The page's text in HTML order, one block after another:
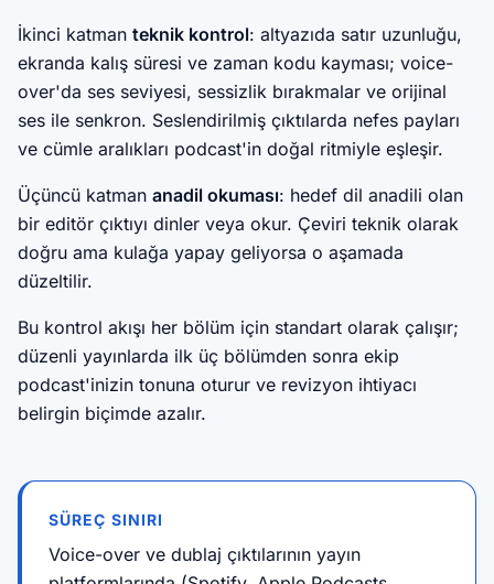
İkinci katman teknik kontrol: altyazıda satır uzunluğu,
ekranda kalış süresi ve zaman kodu kayması; voice-
over'da ses seviyesi, sessizlik bırakmalar ve orijinal
ses ile senkron. Seslendirilmiş çıktılarda nefes payları
ve cümle aralıkları podcast'in doğal ritmiyle eşleşir.
Üçüncü katman anadil okuması: hedef dil anadili olan
bir editör çıktıyı dinler veya okur. Çeviri teknik olarak
doğru ama kulağa yapay geliyorsa o aşamada
düzeltilir.
Bu kontrol akışı her bölüm için standart olarak çalışır;
düzenli yayınlarda ilk üç bölümden sonra ekip
podcast'inizin tonuna oturur ve revizyon ihtiyacı
belirgin biçimde azalır.
SÜREÇ SINIRI
Voice-over ve dublaj çıktılarının yayın